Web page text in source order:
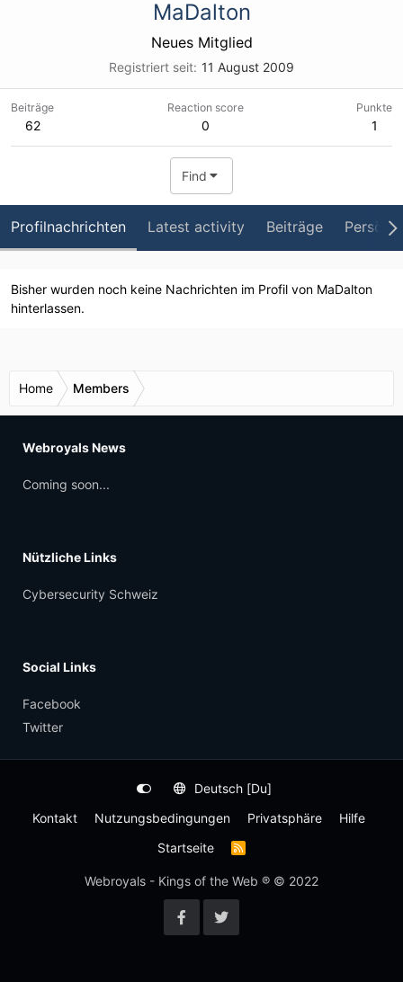
MaDalton
Neues Mitglied
Registriert seit 11 August 2009
Beiträge
62
Reaction score
0
Punkte
1
Find
Profilnachrichten Latest activity Beiträge
Bisher wurden noch keine Nachrichten im Profil von MaDalton
hinterlassen.
Home Members
Webroyals News
Coming soon...
Nützliche Links
Cybersecurity Schweiz
Social Links
Facebook
Twitter
Deutsch [Du]
Kontakt
Nutzungsbedingungen Privatsphäre
Hilfe
Startseite
R
S
Webroyals - Kings of the Web ® © 2022